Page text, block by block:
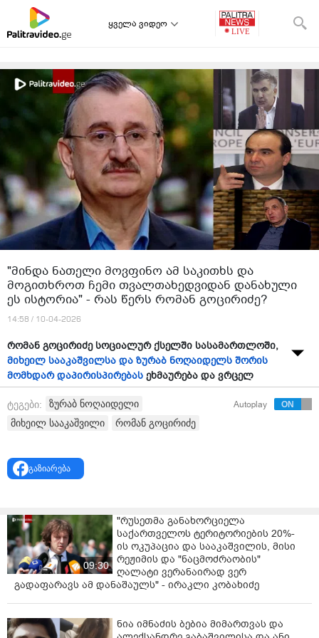
ყველა ვიდეო
"მინდა ნათელი მოვფინო ამ საკითხს და
მოგითხროთ ჩემი თვალთახედვიდან დანახული
ეს ისტორია" - რას წერს რომან გოცირიძე?
14:58 / 10-04-2026
რომან გოცირიძე სოციალურ ქსელში სასამართლოში,
მიხეილ სააკაშვილსა და ზურაბ ნოღაიდელს შორის
მომხდარ დაპირისპირებას ეხმაურება და ვრცელ
პოსტს აქვეყნებს.
"მას შემდეგ, რაც სასამართლოზე მიხეილ
სააკაშვილსა და ზურაბ ნოღაიდელს შორის
მომხრეები კითხულობენ, თუ ასეთი იყო, რატომ
დანიშნა მაშინ პრემიერ-მინისტრად. მიშას პასუხი იყო,
მოგეხსენებათ, რომ ზურაბ ჟვანიას გარდაცვალებიდან
რამდენიმე დღის შემდეგ ხდებოდა.
მინდა ნათელი მოვფინო ამ საკითხს და მოგითხროთ
ჩემი თვალთახედვიდან დანახული ეს ისტორია.
მიშაზე დიდი მორალური ზეწოლა იყო. თავად ძალიან
მძიმედ განიცდიდა ზურას სიკვდილს. მე არ
შევსწრებივარ, მაგრამ მომისმენია იმ
ტეგები:
ზურაბ ნოღაიდელი
მიხეილ სააკაშვილი
რომან გოცირიძე
Autoplay
გაზიარება
09:30
"რუსეთმა განახორციელა
საქართველოს ტერიტორიების 20%-
ის ოკუპაცია და სააკაშვილის, მისი
რეჟიმის და "ნაცმოძრაობის"
ღალატი ვერანაირად ვერ
გადაფარავს ამ დანაშაულს" - ირაკლი კობახიძე
ნია იმნაძის ბებია მიმართვას და